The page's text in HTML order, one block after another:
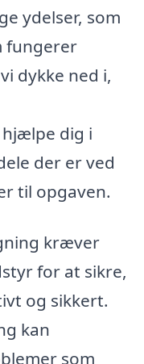
ydelser, som
fungerer
dykke ned i,
dig i
der er ved
til opgaven.
kræver
for at sikre,
og sikkert.
kan
som